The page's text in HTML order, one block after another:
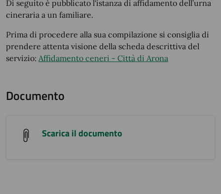
Di seguito è pubblicato l'istanza di affidamento dell’urna
cineraria a un familiare.
Prima di procedere alla sua compilazione si consiglia di
prendere attenta visione della scheda descrittiva del
servizio: Affidamento ceneri - Città di Arona
Documento
Scarica il documento